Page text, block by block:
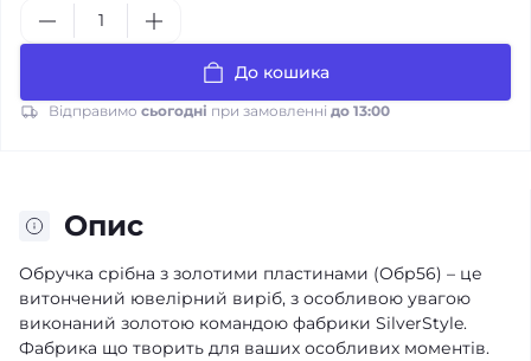
До кошика
Відправимо сьогодні при замовленні до 13:00
Опис
Обручка срібна з золотими пластинами (Обр56) – це
витончений ювелірний виріб, з особливою увагою
виконаний золотою командою фабрики SilverStyle.
Фабрика що творить для ваших особливих моментів.